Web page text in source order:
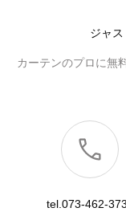
ジャ
カーテンのプロに無
tel.073-462-